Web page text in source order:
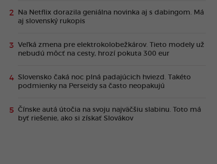
Na Netflix dorazila geniálna novinka aj s dabingom. Má
aj slovenský rukopis
Veľká zmena pre elektrokolobežkárov. Tieto modely už
nebudú môcť na cesty, hrozí pokuta 300 eur
Slovensko čaká noc plná padajúcich hviezd. Takéto
podmienky na Perseidy sa často neopakujú
Čínske autá útočia na svoju najväčšiu slabinu. Toto má
byť riešenie, ako si získať Slovákov